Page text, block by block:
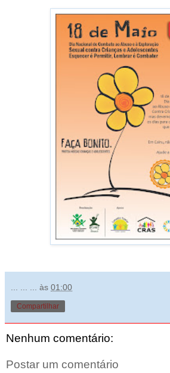
às 01:00
Compartilhar
Nenhum comentário:
Postar um comentário